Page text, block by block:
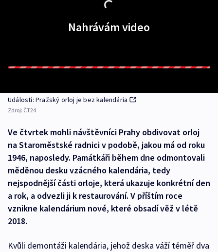
Nahrávám video
Události: Pražský orloj je bez kalendária
Zdroj: ČT24
Ve čtvrtek mohli návštěvníci Prahy obdivovat orloj
na Staroměstské radnici v podobě, jakou má od roku
1946, naposledy. Památkáři během dne odmontovali
měděnou desku vzácného kalendária, tedy
nejspodnější části orloje, která ukazuje konkrétní den
a rok, a odvezli ji k restaurování. V příštím roce
vznikne kalendárium nové, které obsadí věž v létě
2018.
Kvůli demontáži kalendária, jehož deska váží téměř dva